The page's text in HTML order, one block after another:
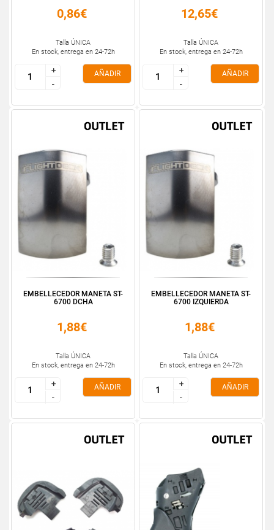
0,86€
Talla ÚNICA
En stock, entrega en 24-72h
+
-
+
-
AÑADIR
12,65€
Talla ÚNICA
En stock, entrega en 24-72h
+
-
+
-
AÑADIR
EMBELLECEDOR MANETA ST-
6700 DCHA
1,88€
Talla ÚNICA
En stock, entrega en 24-72h
+
-
+
-
AÑADIR
EMBELLECEDOR MANETA ST-
6700 IZQUIERDA
1,88€
Talla ÚNICA
En stock, entrega en 24-72h
+
-
+
-
AÑADIR